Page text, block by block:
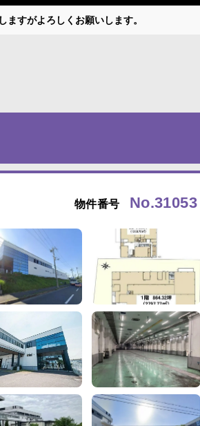
すがよろしくお願いします。
物件番号 No.31053